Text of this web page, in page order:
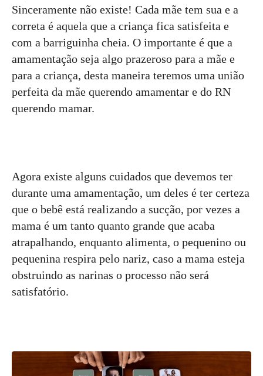
Sinceramente não existe! Cada mãe tem sua e a
correta é aquela que a criança fica satisfeita e
com a barriguinha cheia. O importante é que a
amamentação seja algo prazeroso para a mãe e
para a criança, desta maneira teremos uma união
perfeita da mãe querendo amamentar e do RN
querendo mamar.
Agora existe alguns cuidados que devemos ter
durante uma amamentação, um deles é ter certeza
que o bebê está realizando a sucção, por vezes a
mama é um tanto quanto grande que acaba
atrapalhando, enquanto alimenta, o pequenino ou
pequenina respira pelo nariz, caso a mama esteja
obstruindo as narinas o processo não será
satisfatório.